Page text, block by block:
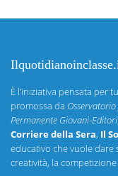
È l’iniziativa pensata per
promossa da
Permanente Giovani-Editori
Corriere della Sera, Il
educativo che vuole dare
creatività, la